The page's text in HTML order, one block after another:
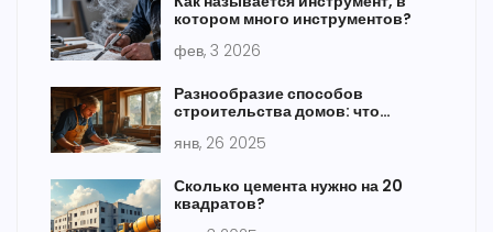
котором много инструментов?
фев, 3 2026
Разнообразие способов
строительства домов: что
янв, 26 2025
Сколько цемента нужно на 20
квадратов?